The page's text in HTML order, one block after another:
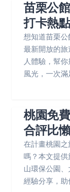
苗栗公
打卡熱
想知道苗栗
最新開放的
人體驗，幫
風光，一次滿
桃園免
合評比
在計畫桃園
嗎？本文提
山環保公園
經驗分享，助